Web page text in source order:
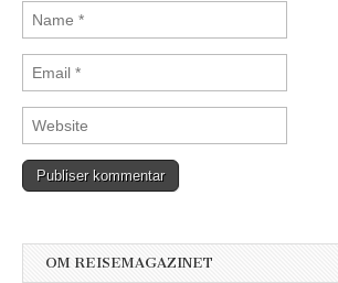
OM REISEMAGAZINET